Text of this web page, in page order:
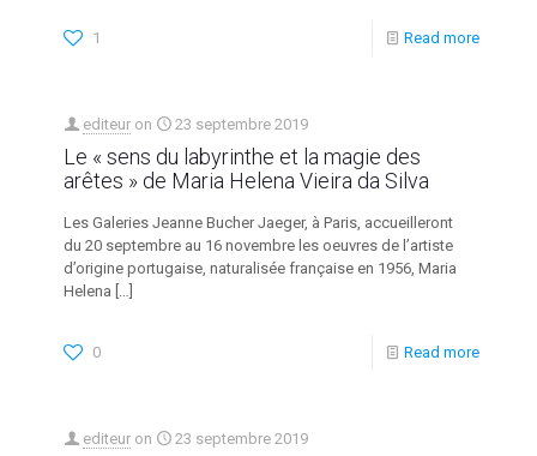
1 Read more
editeur on 23 septembre 2019
Le « sens du labyrinthe et la magie des
arêtes » de Maria Helena Vieira da Silva
Les Galeries Jeanne Bucher Jaeger, à Paris, accueilleront
du 20 septembre au 16 novembre les oeuvres de l’artiste
d’origine portugaise, naturalisée française en 1956, Maria
Helena […]
0 Read more
editeur on 23 septembre 2019